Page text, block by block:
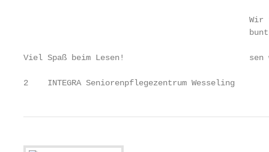
Viel Spaß beim Lesen!                          sen
2    INTEGRA Seniorenpflegezentrum